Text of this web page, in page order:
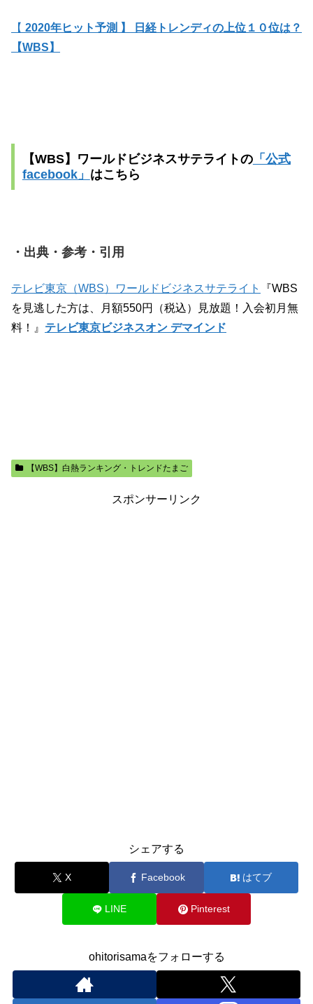
【 2020年ヒット予測 】 日経トレンディの上位１０位は？
【WBS】
【WBS】ワールドビジネスサテライトの「公式
facebook」 はこちら
・出典・参考・引用
テレビ東京（WBS）ワールドビジネスサテライト
『WBS
を見逃した方は、月額550円（税込）見放題！入会初月無
料！』 テレビ東京ビジネスオン デマインド
【WBS】白熱ランキング・トレンドたまご
スポンサーリンク
シェアする
X Facebook はてブ
LINE Pinterest
ohitorisamaをフォローする